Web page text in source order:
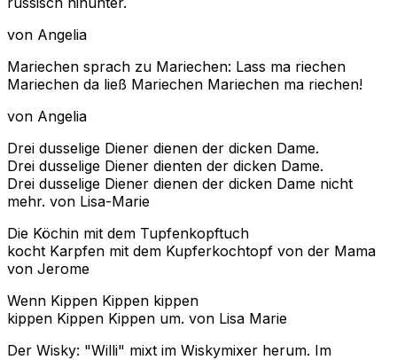
von Angelia
Mariechen sprach zu Mariechen: Lass ma riechen
Mariechen da ließ Mariechen Mariechen ma riechen!
von Angelia
Drei dusselige Diener dienen der dicken Dame.
Drei dusselige Diener dienten der dicken Dame.
Drei dusselige Diener dienen der dicken Dame nicht
mehr. von Lisa-Marie
Die Köchin mit dem Tupfenkopftuch
kocht Karpfen mit dem Kupferkochtopf von der Mama
von Jerome
Wenn Kippen Kippen kippen
kippen Kippen Kippen um. von Lisa Marie
Der Wisky: "Willi" mixt im Wiskymixer herum. Im